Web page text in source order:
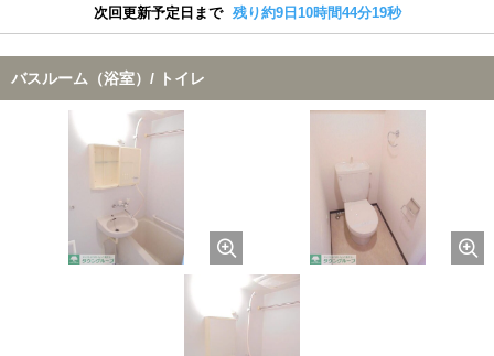
次回更新予定日まで 残り約9日10時間44分18秒
バスルーム（浴室）/ トイレ